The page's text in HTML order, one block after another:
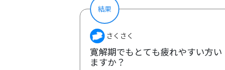
結果
さくさく
寛解期でもとても疲れやすい方い
ますか？